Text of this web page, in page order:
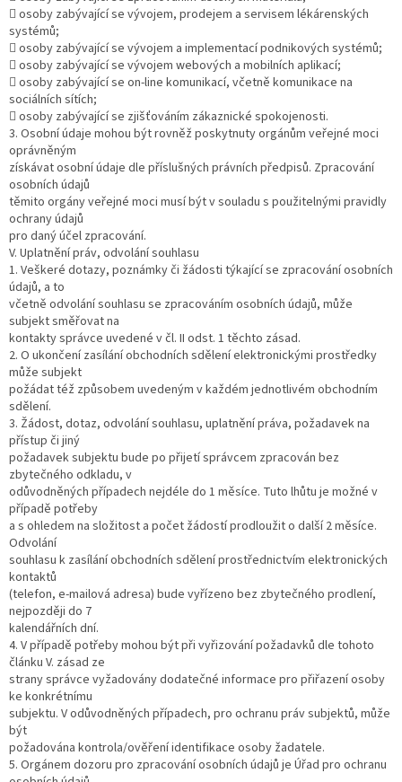
 osoby zabývající se vývojem, prodejem a servisem lékárenských
systémů;
 osoby zabývající se vývojem a implementací podnikových systémů;
 osoby zabývající se vývojem webových a mobilních aplikací;
 osoby zabývající se on-line komunikací, včetně komunikace na
sociálních sítích;
 osoby zabývající se zjišťováním zákaznické spokojenosti.
3. Osobní údaje mohou být rovněž poskytnuty orgánům veřejné moci
oprávněným
získávat osobní údaje dle příslušných právních předpisů. Zpracování
osobních údajů
těmito orgány veřejné moci musí být v souladu s použitelnými pravidly
ochrany údajů
pro daný účel zpracování.
V. Uplatnění práv, odvolání souhlasu
1. Veškeré dotazy, poznámky či žádosti týkající se zpracování osobních
údajů, a to
včetně odvolání souhlasu se zpracováním osobních údajů, může
subjekt směřovat na
kontakty správce uvedené v čl. II odst. 1 těchto zásad.
2. O ukončení zasílání obchodních sdělení elektronickými prostředky
může subjekt
požádat též způsobem uvedeným v každém jednotlivém obchodním
sdělení.
3. Žádost, dotaz, odvolání souhlasu, uplatnění práva, požadavek na
přístup či jiný
požadavek subjektu bude po přijetí správcem zpracován bez
zbytečného odkladu, v
odůvodněných případech nejdéle do 1 měsíce. Tuto lhůtu je možné v
případě potřeby
a s ohledem na složitost a počet žádostí prodloužit o další 2 měsíce.
Odvolání
souhlasu k zasílání obchodních sdělení prostřednictvím elektronických
kontaktů
(telefon, e-mailová adresa) bude vyřízeno bez zbytečného prodlení,
nejpozději do 7
kalendářních dní.
4. V případě potřeby mohou být při vyřizování požadavků dle tohoto
článku V. zásad ze
strany správce vyžadovány dodatečné informace pro přiřazení osoby
ke konkrétnímu
subjektu. V odůvodněných případech, pro ochranu práv subjektů, může
být
požadována kontrola/ověření identifikace osoby žadatele.
5. Orgánem dozoru pro zpracování osobních údajů je Úřad pro ochranu